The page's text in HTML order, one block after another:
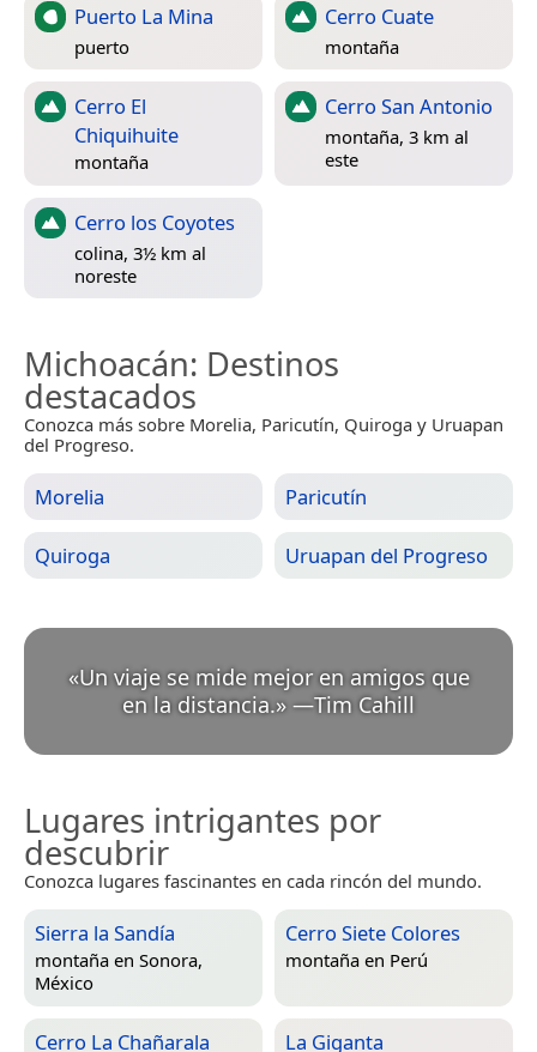
Puerto La Mina
puerto
Cerro Cuate
montaña
Cerro El
Chiquihuite
montaña
Cerro San Antonio
montaña, 3 km al
este
Cerro los Coyotes
colina, 3½ km al
noreste
Michoacán: Destinos
destacados
Conozca más sobre Morelia, Paricutín, Quiroga y Uruapan
del Progreso.
Morelia Paricutín
Quiroga Uruapan del Progreso
«Un viaje se mide mejor en amigos que
en la distancia.» —Tim Cahill
Lugares intrigantes por
descubrir
Conozca lugares fascinantes en cada rincón del mundo.
Sierra la Sandía
montaña en Sonora,
México
Cerro Siete Colores
montaña en Perú
Cerro La Chañarala La Giganta